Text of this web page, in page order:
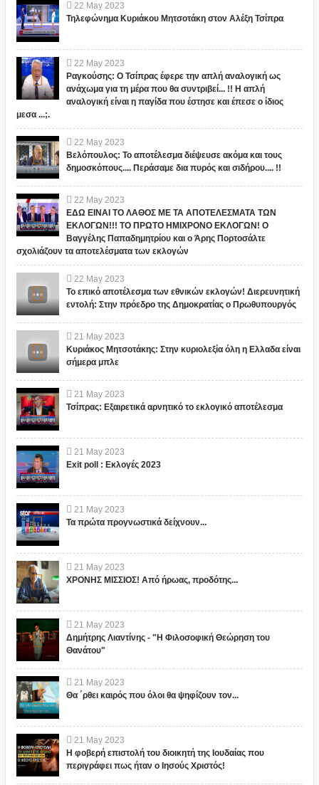
22 May 2023
Τηλεφώνημα Κυριάκου Μητσοτάκη στον Αλέξη Τσίπρα
22 May 2023
Ραγκούσης: Ο Τσίπρας έφερε την απλή αναλογική ως
ανάχωμα για τη μέρα που θα συντριβεί... !! Η απλή
αναλογική είναι η παγίδα που έστησε και έπεσε ο ίδιος
μεσα ...;.
22 May 2023
Βελόπουλος: Το αποτέλεσμα διέψευσε ακόμα και τους
δημοσκόπους.... Περάσαμε δια πυρός και σιδήρου.... !!
22 May 2023
ΕΔΩ ΕΙΝΑΙ ΤΟ ΛΑΘΟΣ ΜΕ ΤΑ ΑΠΟΤΕΛΕΣΜΑΤΑ ΤΩΝ
ΕΚΛΟΓΩΝ!!! ΤΟ ΠΡΩΤΟ ΗΜΙΧΡΟΝΟ ΕΚΛΟΓΩΝ! Ο
Βαγγέλης Παπαδημητρίου και ο Άρης Πορτοσάλτε
σχολιάζουν τα αποτελέσματα των εκλογών
22 May 2023
Το επικό αποτέλεσμα των εθνικών εκλογών! Διερευνητική
εντολή: Στην πρόεδρο της Δημοκρατίας ο Πρωθυπουργός
21 May 2023
Κυριάκος Μητσοτάκης: Στην κυριολεξία όλη η Ελλαδα είναι
σήμερα μπλε
21 May 2023
Τσίπρας: Εξαιρετικά αρνητικό το εκλογικό αποτέλεσμα
21 May 2023
Exit poll : Εκλογές 2023
21 May 2023
Τα πρώτα προγνωστικά δείχνουν...
21 May 2023
ΧΡΟΝΗΣ ΜΙΣΣΙΟΣ! Από ήρωας, προδότης...
21 May 2023
Δημήτρης Λιαντίνης - "Η Φιλοσοφική Θεώρηση του
Θανάτου"
21 May 2023
Θα ΄ρθει καιρός που όλοι θα ψηφίζουν τον...
21 May 2023
Η φοβερή επιστολή του διοικητή της Ιουδαίας που
περιγράφει πως ήταν ο Ιησούς Χριστός!